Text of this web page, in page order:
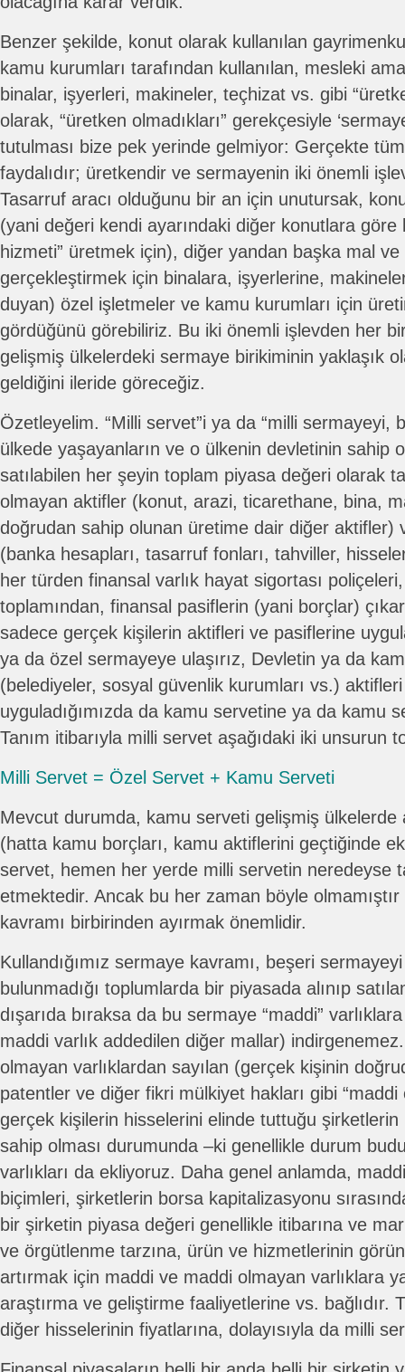
Benzer şekilde, konut olarak kullanılan
kamu kurumları tarafından kullanılan, mesleki
binalar, işyerleri, makineler, teçhizat vs. gibi
olarak, “üretken olmadıkları” gerekçesiyle
tutulması bize pek yerinde gelmiyor: Gerçekte
faydalıdır; üretkendir ve sermayenin iki önemli
Tasarruf aracı olduğunu bir an için unutursak,
(yani değeri kendi ayarındaki diğer konutlara göre
hizmeti” üretmek için), diğer yandan başka mal
gerçekleştirmek için binalara, işyerlerine,
duyan) özel işletmeler ve kamu kurumları için
gördüğünü görebiliriz. Bu iki önemli işlevden her
gelişmiş ülkelerdeki sermaye birikiminin yaklaşık
geldiğini ileride göreceğiz.
Özetleyelim. “Milli servet”i ya da “milli sermayeyi,
ülkede yaşayanların ve o ülkenin devletinin sahip
satılabilen her şeyin toplam piyasa değeri olarak
olmayan aktifler (konut, arazi, ticarethane, bina,
doğrudan sahip olunan üretime dair diğer aktifler)
(banka hesapları, tasarruf fonları, tahviller,
her türden finansal varlık hayat sigortası
toplamından, finansal pasiflerin (yani borçlar)
sadece gerçek kişilerin aktifleri ve pasiflerine
ya da özel sermayeye ulaşırız, Devletin ya da
(belediyeler, sosyal güvenlik kurumları vs.)
uyguladığımızda da kamu servetine ya da kamu
Tanım itibarıyla milli servet aşağıdaki iki unsurun
Milli Servet = Özel Servet + Kamu Serveti
Mevcut durumda, kamu serveti gelişmiş ülkelerde
(hatta kamu borçları, kamu aktiflerini geçtiğinde
servet, hemen her yerde milli servetin neredeyse
etmektedir. Ancak bu her zaman böyle olmamıştır
kavramı birbirinden ayırmak önemlidir.
Kullandığımız sermaye kavramı, beşeri
bulunmadığı toplumlarda bir piyasada alınıp
dışarıda bıraksa da bu sermaye “maddi”
maddi varlık addedilen diğer mallar)
olmayan varlıklardan sayılan (gerçek kişinin
patentler ve diğer fikri mülkiyet hakları gibi “maddi
gerçek kişilerin hisselerini elinde tuttuğu
sahip olması durumunda –ki genellikle durum
varlıkları da ekliyoruz. Daha genel anlamda,
biçimleri, şirketlerin borsa kapitalizasyonu
bir şirketin piyasa değeri genellikle itibarına ve
ve örgütlenme tarzına, ürün ve hizmetlerinin
artırmak için maddi ve maddi olmayan varlıklara
araştırma ve geliştirme faaliyetlerine vs. bağlıdır.
diğer hisselerinin fiyatlarına, dolayısıyla da milli